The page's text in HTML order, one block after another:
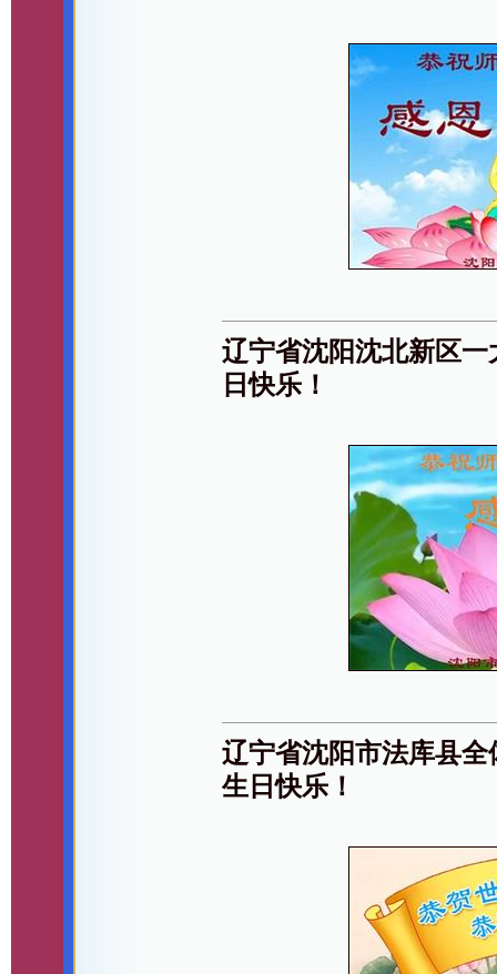
辽宁省沈阳沈北新区
日快乐！
辽宁省沈阳市法库县
生日快乐！